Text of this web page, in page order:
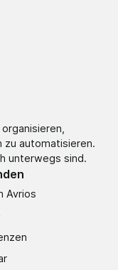
zu automatisieren.
unterwegs sind.
Avrios